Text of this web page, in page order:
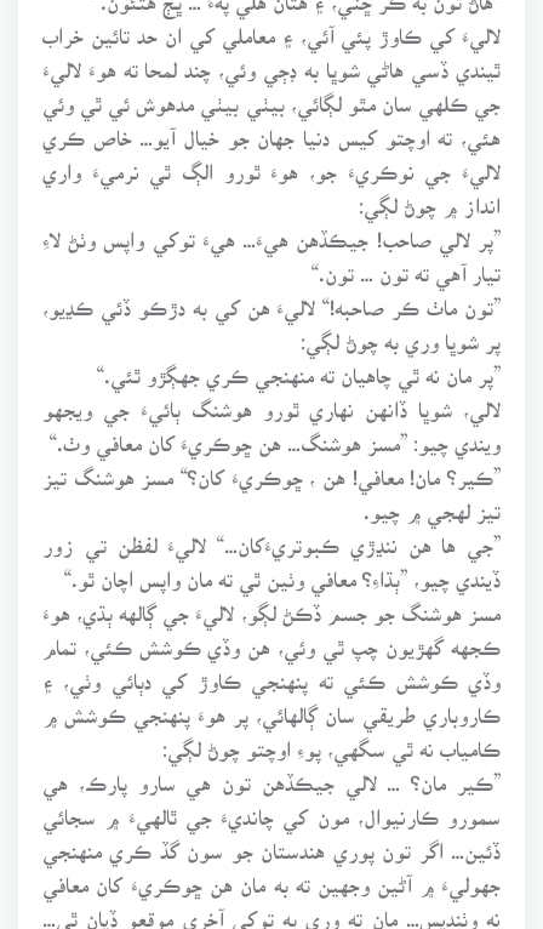
لاليءَ کي ڪاوڙ پئي آئي، ۽ معاملي کي ان حد تائين خراب
ٿيندي ڏسي هاڻي شوڀا به ڊڄي وئي، چند لمحا ته هوءَ لاليءَ
جي ڪلهي سان مٿو لڳائي، بيٺي بيٺي مدهوش ئي ٿي وئي
هئي، ته اوچتو کيس دنيا جهان جو خيال آيو… خاص ڪري
لاليءَ جي نوڪريءَ جو، هوءَ ٿورو الڳ ٿي نرميءَ واري
انداز ۾ چوڻ لڳي:
”پر لالي صاحب! جيڪڏهن هيءَ… هيءَ توکي واپس وٺڻ لاءِ
تيار آهي ته تون … تون.“
”تون ماٺ ڪر صاحبه!“ لاليءَ هن کي به دڙڪو ڏئي ڪڍيو،
پر شوڀا وري به چوڻ لڳي:
”پر مان نه ٿي چاهيان ته منهنجي ڪري جهڳڙو ٿئي.“
لالي، شوڀا ڏانهن نهاري ٿورو هوشنگ ٻائيءَ جي ويجهو
ويندي چيو: ”مسز هوشنگ… هن ڇوڪريءَ کان معافي وٺ.“
”ڪير؟ مان! معافي! هن ، ڇوڪريءَ کان؟“ مسز هوشنگ تيز
تيز لهجي ۾ چيو.
”جي ها هن ننڍڙي ڪبوتريءَکان…“ لاليءَ لفظن تي زور
ڏيندي چيو، ”ٻڌاءِ؟ معافي وٺين ٿي ته مان واپس اچان ٿو.“
مسز هوشنگ جو جسم ڏڪڻ لڳو، لاليءَ جي ڳالهه ٻڌي، هوءَ
ڪجهه گهڙيون چپ ٿي وئي، هن وڏي ڪوشش ڪئي، تمام
وڏي ڪوشش ڪئي ته پنهنجي ڪاوڙ کي دٻائي وٺي، ۽
ڪاروباري طريقي سان ڳالهائي، پر هوءَ پنهنجي ڪوشش ۾
ڪامياب نه ٿي سگهي، پوءِ اوچتو چوڻ لڳي:
”ڪير مان؟ … لالي جيڪڏهن تون هي سارو پارڪ، هي
سمورو ڪارنيوال، مون کي چانديءَ جي ٿالهيءَ ۾ سجائي
ڏئين… اگر تون پوري هندستان جو سون گڏ ڪري منهنجي
جهوليءَ ۾ آڻين وجهين ته به مان هن ڇوڪريءَ کان معافي
نه وٺنديس… مان ته وري به توکي آخري موقعو ڏيان ٿي…